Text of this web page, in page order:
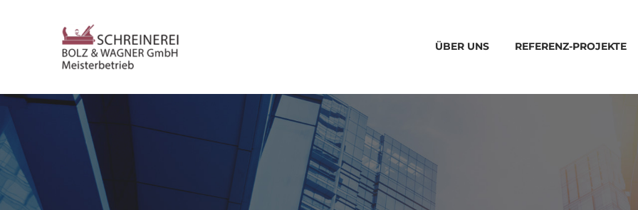
ÜBER UNS REFERENZ-PROJEKTE